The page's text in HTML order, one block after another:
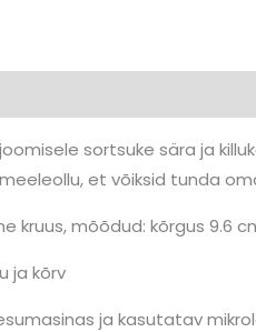
sortsuke sära ja
et võiksid tunda
kruus, mõõdud: kõrgus 9.6
ja kõrv
ja kasutatav